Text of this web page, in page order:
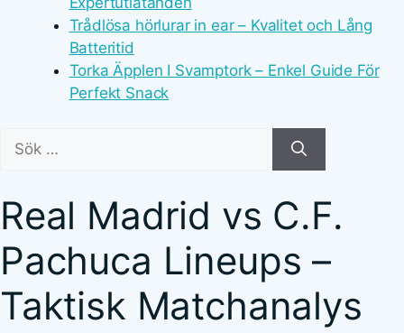
Trådlösa hörlurar in ear – Kvalitet och Lång
Batteritid
Torka Äpplen I Svamptork – Enkel Guide För
Perfekt Snack
efter:
Real Madrid vs C.F.
Pachuca Lineups –
Taktisk Matchanalys